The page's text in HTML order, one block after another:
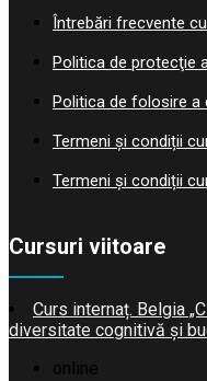
Întrebări frecvente
Politica de protecţie
Politica de folosire a
Termeni și condiții
Termeni și condiții
Cursuri viitoare
Curs internaț. Belgia
diversitate cognitivă și
online